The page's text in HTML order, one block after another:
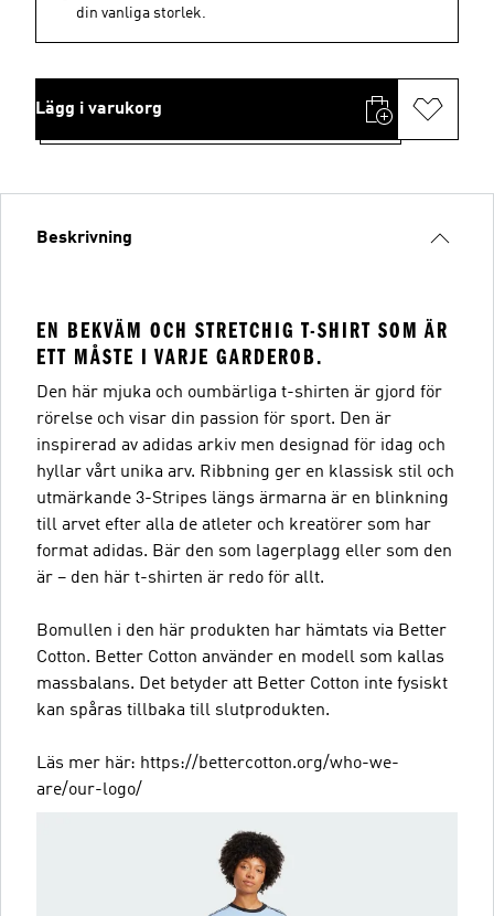
din vanliga storlek.
Lägg i varukorg
Beskrivning
EN BEKVÄM OCH STRETCHIG T-SHIRT SOM ÄR
ETT MÅSTE I VARJE GARDEROB.
Den här mjuka och oumbärliga t-shirten är gjord för
rörelse och visar din passion för sport. Den är
inspirerad av adidas arkiv men designad för idag och
hyllar vårt unika arv. Ribbning ger en klassisk stil och
utmärkande 3-Stripes längs ärmarna är en blinkning
till arvet efter alla de atleter och kreatörer som har
format adidas. Bär den som lagerplagg eller som den
är – den här t-shirten är redo för allt.
Bomullen i den här produkten har hämtats via Better
Cotton. Better Cotton använder en modell som kallas
massbalans. Det betyder att Better Cotton inte fysiskt
kan spåras tillbaka till slutprodukten.
Läs mer här: https://bettercotton.org/who-we-
are/our-logo/